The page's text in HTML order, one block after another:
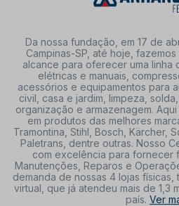
Da nossa fundação, em 17 de
Campinas-SP, até hoje,
alcance para oferecer uma linha
elétricas e manuais,
acessórios e equipamentos para
civil, casa e jardim, limpeza,
organização e armazenagem.
em produtos das melhores
Tramontina, Stihl, Bosch, Kärcher,
Paletrans, dentre outras. Nosso
com excelência para fornecer
Manutenções, Reparos e
demanda de nossas 4 lojas
virtual, que já atendeu mais de 1,3
país. Ver